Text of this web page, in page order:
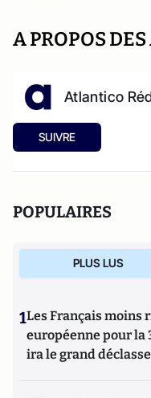
A PROPOS
Atlantico
SUIVRE
POPULAIRES
PLUS LUS
1Les Français moins
européenne pour la
ira le grand